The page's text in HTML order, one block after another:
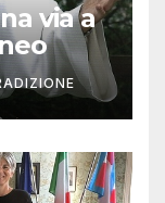
via a